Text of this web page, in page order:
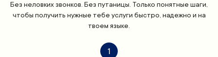
Без неловких звонков. Без путаницы. Только понятные шаги,
чтобы получить нужные тебе услуги быстро, надежно и на
твоем языке.
1